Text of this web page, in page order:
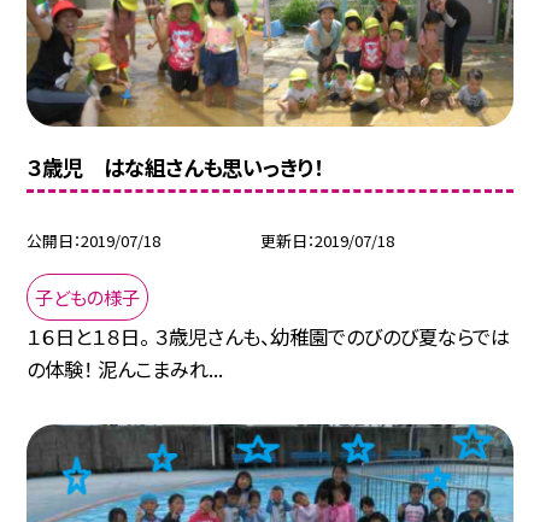
３歳児 はな組さんも思いっきり！
公開日 2019/07/18 更新日 2019/07/18
子どもの様子
１６日と１８日。 ３歳児さんも、幼稚園でのびのび夏ならでは
の体験！ 泥んこまみれ...